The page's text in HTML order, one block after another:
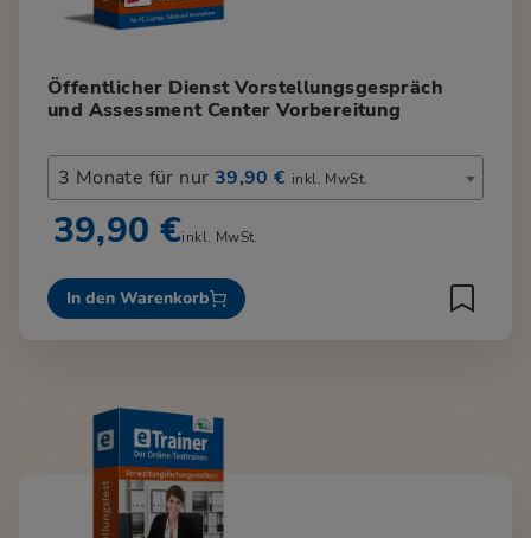
Öffentlicher Dienst Vorstellungsgespräch
und Assessment Center Vorbereitung
3 Monate für nur 39,90 € inkl. MwSt.
39,90 €inkl. MwSt.
In den Warenkorb